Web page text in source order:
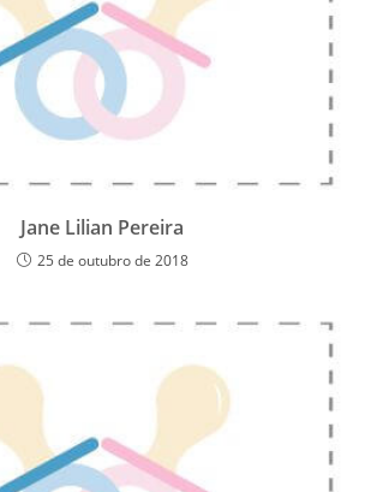
Jane Lilian Pereira
25 de outubro de 2018